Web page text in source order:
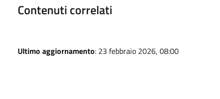
Contenuti correlati
Ultimo aggiornamento: 23 febbraio 2026, 08:00